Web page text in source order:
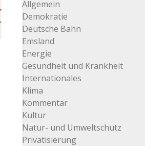
Allgemein
Demokratie
Deutsche Bahn
Emsland
Energie
Gesundheit und Krankheit
Internationales
Klima
Kommentar
Kultur
Natur- und Umweltschutz
Privatisierung